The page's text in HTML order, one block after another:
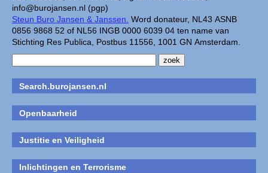
info@burojansen.nl (pgp)
Steun Buro Jansen & Janssen. Word donateur, NL43 ASNB
0856 9868 52 of NL56 INGB 0000 6039 04 ten name van
Stichting Res Publica, Postbus 11556, 1001 GN Amsterdam.
Search.burojansen.nl
Openbaarheid
Justitie en Veiligheid
Inlichtingen en Terrorisme